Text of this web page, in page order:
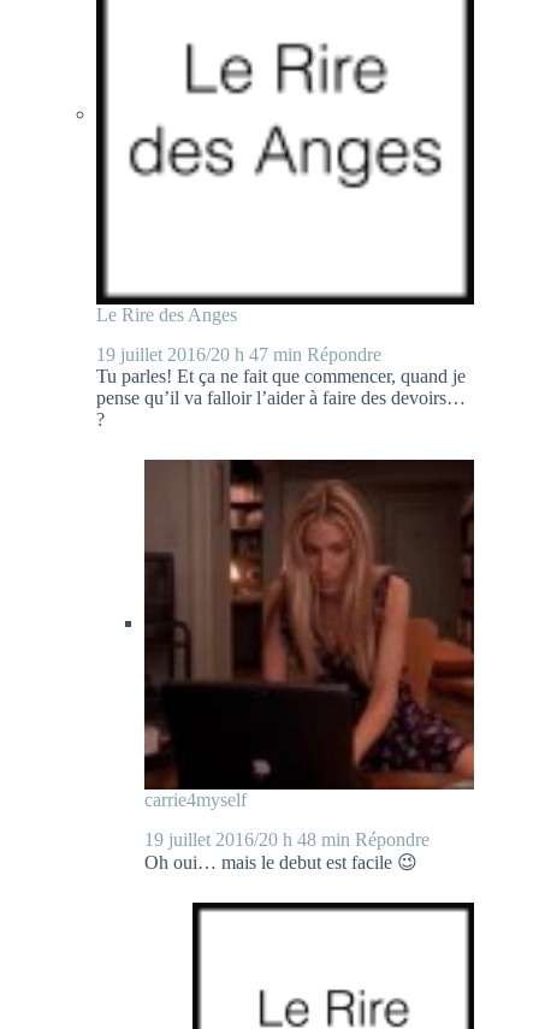
Le Rire des Anges
19 juillet 2016/20 h 47 min Répondre
Tu parles! Et ça ne fait que commencer, quand je
pense qu’il va falloir l’aider à faire des devoirs…
?
carrie4myself
19 juillet 2016/20 h 48 min Répondre
Oh oui… mais le debut est facile 😉